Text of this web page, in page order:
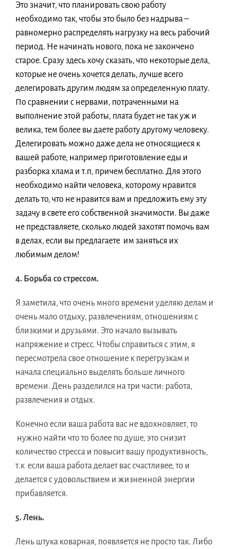
Это значит, что планировать свою работу
необходимо так, чтобы это было без надрыва –
равномерно распределять нагрузку на весь рабочий
период. Не начинать нового, пока не закончено
старое. Сразу здесь хочу сказать, что некоторые дела,
которые не очень хочется делать, лучше всего
делегировать другим людям за определенную плату.
По сравнении с нервами, потраченными на
выполнение этой работы, плата будет не так уж и
велика, тем более вы даете работу другому человеку.
Делегировать можно даже дела не относящиеся к
вашей работе, например приготовление еды и
разборка хлама и т.п, причем бесплатно. Для этого
необходимо найти человека, которому нравится
делать то, что не нравится вам и предложить ему эту
задачу в свете его собственной значимости. Вы даже
не представляете, сколько людей захотят помочь вам
в делах, если вы предлагаете им заняться их
любимым делом!
4. Борьба со стрессом.
Я заметила, что очень много времени уделяю делам и
очень мало отдыху, развлечениям, отношениям с
близкими и друзьями. Это начало вызывать
напряжение и стресс. Чтобы справиться с этим, я
пересмотрела свое отношение к перегрузкам и
начала специально выделять больше личного
времени. День разделился на три части: работа,
развлечения и отдых.
Конечно если ваша работа вас не вдохновляет, то
нужно найти что то более по душе, это снизит
количество стресса и повысит вашу продуктивность,
т.к если ваша работа делает вас счастливее, то и
делается с удовольствием и жизненной энергии
прибавляется.
5. Лень.
Лень штука коварная, появляется не просто так. Либо